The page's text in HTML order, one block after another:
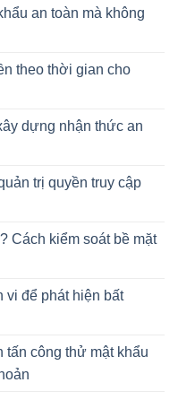
an toàn mà không
theo thời gian cho
dựng nhận thức an
trị quyền truy cập
Cách kiểm soát bề mặt
vi để phát hiện bất
tấn công thử mật khẩu